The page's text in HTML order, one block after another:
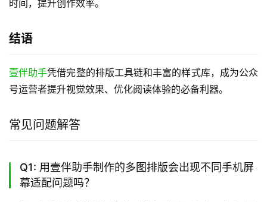
时间，提升创作效率。
结语
壹伴助手凭借完整的排版工具链和丰富的样式库，成为公众
号运营者提升视觉效果、优化阅读体验的必备利器。
常见问题解答
Q1: 用壹伴助手制作的多图排版会出现不同手机屏
幕适配问题吗？